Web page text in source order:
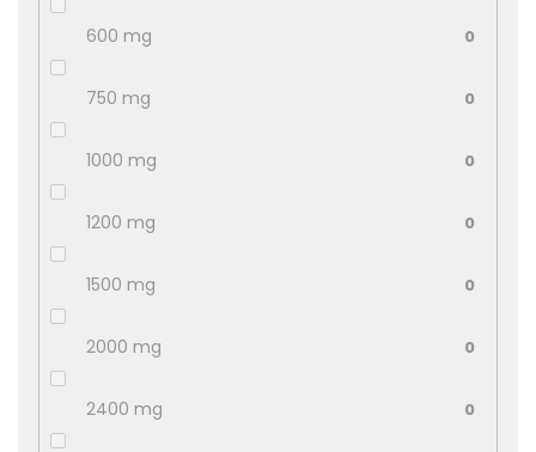
600 mg 0
750 mg 0
1000 mg 0
1200 mg 0
1500 mg 0
2000 mg 0
2400 mg 0